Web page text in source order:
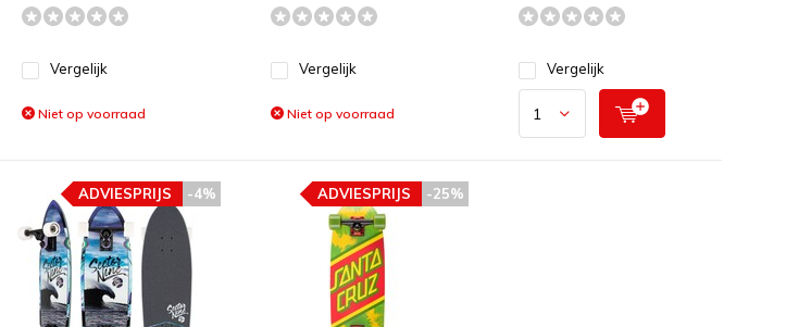
Vergelijk
Niet op voorraad
Vergelijk
Niet op voorraad
Vergelijk
-4%
ADVIESPRIJS -25%
ADVIESPRIJS